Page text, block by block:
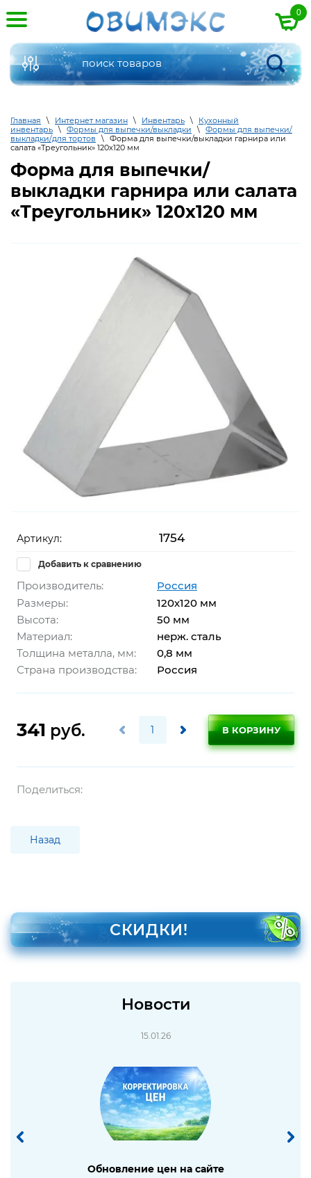
СКИДКИ!
Новости
15.01.26
Обновление цен на сайте
Главная \ Интернет магазин \ Инвентарь \
Кухонный
инвентарь \ Формы для выпечки/выкладки \ Формы для выпечки/
выкладки/для тортов
\ Форма для выпечки/выкладки гарнира или
салата «Треугольник» 120х120 мм
Форма для выпечки/
выкладки гарнира или салата
«Треугольник» 120х120 мм
Артикул: 1754
Добавить к сравнению
Производитель:
Россия
Размеры:
120х120 мм
Высота:
50 мм
Материал:
нерж. сталь
Толщина металла, мм:
0,8 мм
Страна производства:
Россия
341 руб. В КОРЗИНУ
Поделиться:
Назад
0